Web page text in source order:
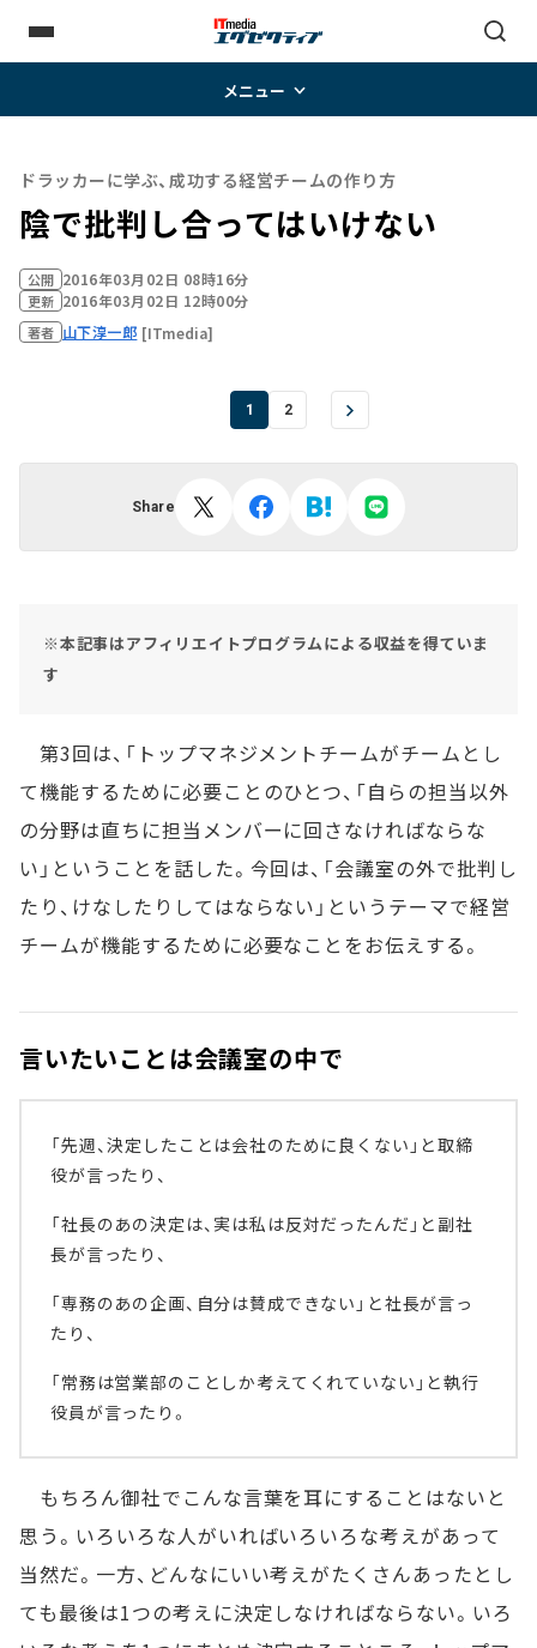
メニュー
ドラッカーに学ぶ、成功する経営チームの作り方
陰で批判し合ってはいけない
公開 2016年03月02日 08時16分
更新 2016年03月02日 12時00分
著者 山下淳一郎 [ITmedia]
1 2
Share
※本記事はアフィリエイトプログラムによる収益を得ていま
す
第3回は、「トップマネジメントチームがチームとし
て機能するために必要ことのひとつ、「自らの担当以外
の分野は直ちに担当メンバーに回さなければならな
い」ということを話した。今回は、「会議室の外で批判し
たり、けなしたりしてはならない」というテーマで経営
チームが機能するために必要なことをお伝えする。
言いたいことは会議室の中で
「先週、決定したことは会社のために良くない」と取締
役が言ったり、
「社長のあの決定は、実は私は反対だったんだ」と副社
長が言ったり、
「専務のあの企画、自分は賛成できない」と社長が言っ
たり、
「常務は営業部のことしか考えてくれていない」と執行
役員が言ったり。
もちろん御社でこんな言葉を耳にすることはないと
思う。いろいろな人がいればいろいろな考えがあって
当然だ。一方、どんなにいい考えがたくさんあったとし
ても最後は1つの考えに決定しなければならない。いろ